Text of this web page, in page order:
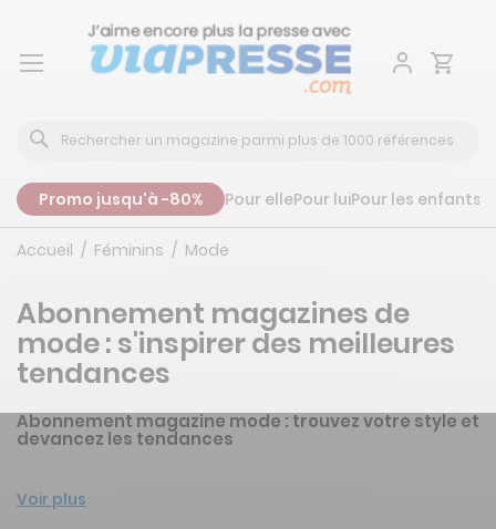
Aller
Promo jusqu'à -80% Pour ellePour luiPour les enfants
Accueil Féminins Mode
Abonnement magazines de
mode : s'inspirer des meilleures
tendances
Abonnement magazine mode : trouvez votre style et
devancez les tendances
Voir plus